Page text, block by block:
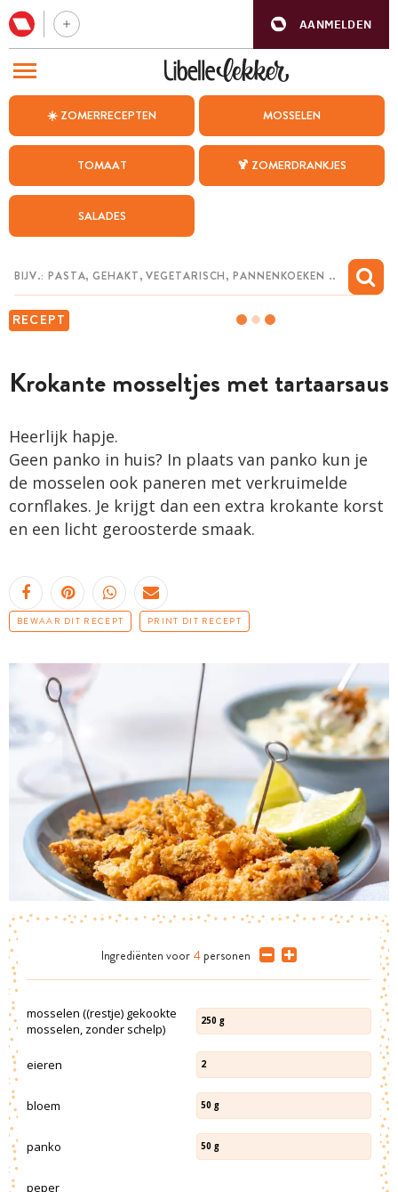
AANMELDEN
☀️ ZOMERRECEPTEN MOSSELEN
TOMAAT 🍹 ZOMERDRANKJES
SALADES
RECEPT
Krokante mosseltjes met tartaarsaus
Heerlijk hapje.
Geen panko in huis? In plaats van panko kun je
de mosselen ook paneren met verkruimelde
cornflakes. Je krijgt dan een extra krokante korst
en een licht geroosterde smaak.
BEWAAR DIT RECEPT PRINT DIT RECEPT
Ingrediënten voor 4 personen
mosselen ((restje) gekookte
mosselen, zonder schelp)
250 g
eieren 2
bloem 50 g
panko 50 g
peper
BEZOEK ONZE ANDERE WEBSITES
WEEKMENU
CHAT MET MAIA
MIJN BEWAARDE RECEPTEN